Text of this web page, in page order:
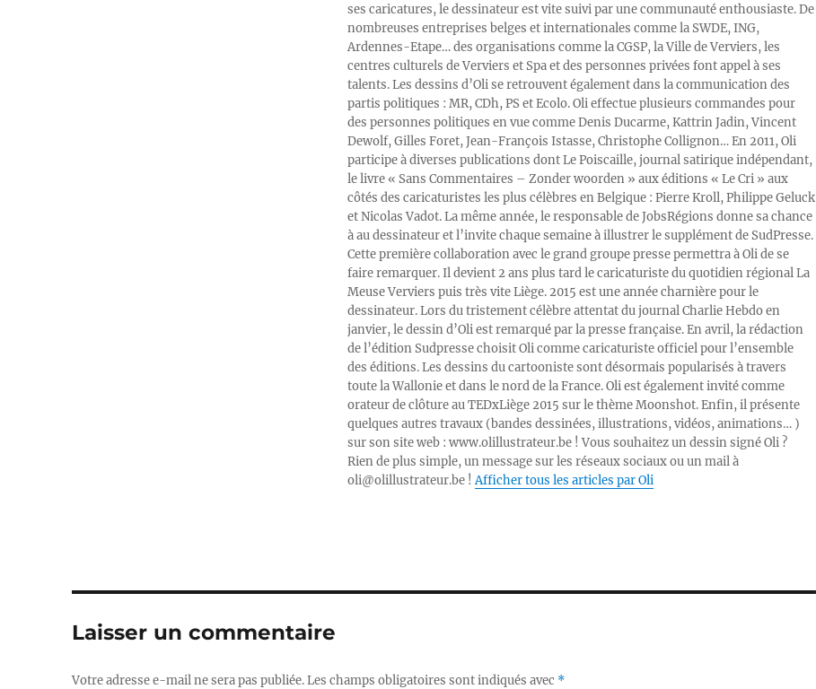
ses caricatures, le dessinateur est vite suivi par une communauté enthousiaste. De
nombreuses entreprises belges et internationales comme la SWDE, ING,
Ardennes-Etape… des organisations comme la CGSP, la Ville de Verviers, les
centres culturels de Verviers et Spa et des personnes privées font appel à ses
talents. Les dessins d’Oli se retrouvent également dans la communication des
partis politiques : MR, CDh, PS et Ecolo. Oli effectue plusieurs commandes pour
des personnes politiques en vue comme Denis Ducarme, Kattrin Jadin, Vincent
Dewolf, Gilles Foret, Jean-François Istasse, Christophe Collignon… En 2011, Oli
participe à diverses publications dont Le Poiscaille, journal satirique indépendant,
le livre « Sans Commentaires – Zonder woorden » aux éditions « Le Cri » aux
côtés des caricaturistes les plus célèbres en Belgique : Pierre Kroll, Philippe Geluck
et Nicolas Vadot. La même année, le responsable de JobsRégions donne sa chance
à au dessinateur et l’invite chaque semaine à illustrer le supplément de SudPresse.
Cette première collaboration avec le grand groupe presse permettra à Oli de se
faire remarquer. Il devient 2 ans plus tard le caricaturiste du quotidien régional La
Meuse Verviers puis très vite Liège. 2015 est une année charnière pour le
dessinateur. Lors du tristement célèbre attentat du journal Charlie Hebdo en
janvier, le dessin d’Oli est remarqué par la presse française. En avril, la rédaction
de l’édition Sudpresse choisit Oli comme caricaturiste officiel pour l’ensemble
des éditions. Les dessins du cartooniste sont désormais popularisés à travers
toute la Wallonie et dans le nord de la France. Oli est également invité comme
orateur de clôture au TEDxLiège 2015 sur le thème Moonshot. Enfin, il présente
quelques autres travaux (bandes dessinées, illustrations, vidéos, animations… )
sur son site web : www.olillustrateur.be ! Vous souhaitez un dessin signé Oli ?
Rien de plus simple, un message sur les réseaux sociaux ou un mail à
oli@olillustrateur.be !Afficher tous les articles par Oli
Laisser un commentaire
Votre adresse e-mail ne sera pas publiée.Les champs obligatoires sont indiqués avec *